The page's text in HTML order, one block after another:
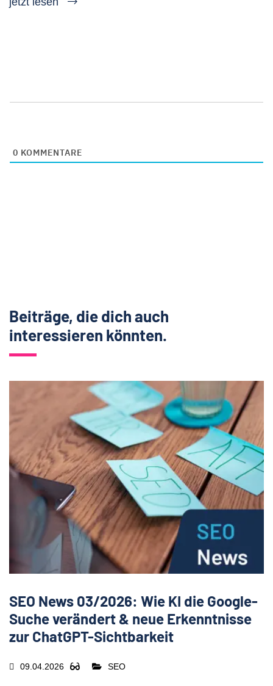
0 KOMMENTARE
Beiträge, die dich auch
interessieren könnten.
SEO News 03/2026: Wie KI die Google-
Suche verändert & neue Erkenntnisse
zur ChatGPT-Sichtbarkeit
09.04.2026 SEO